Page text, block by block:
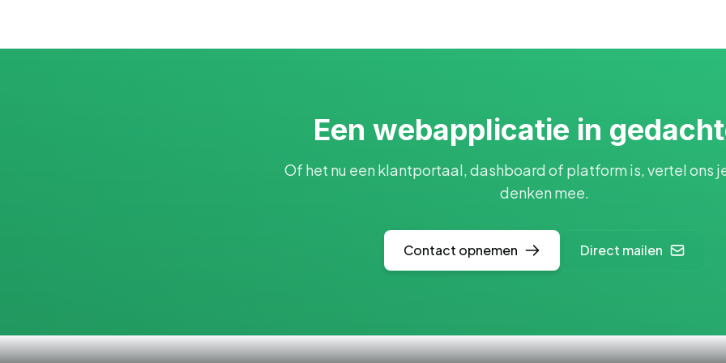
Een webapplicatie in
Of het nu een klantportaal, dashboard of platform is, vertel ons
denken mee.
Contact opnemen Direct mailen